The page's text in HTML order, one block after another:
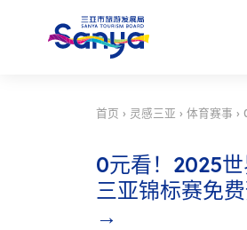
首页 › 灵感三亚 › 体育赛事 ›
0元看！2025
三亚锦标赛免
→